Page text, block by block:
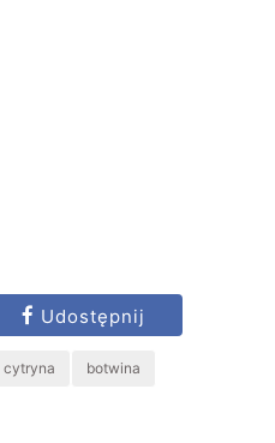
Udostępnij
cytryna botwina